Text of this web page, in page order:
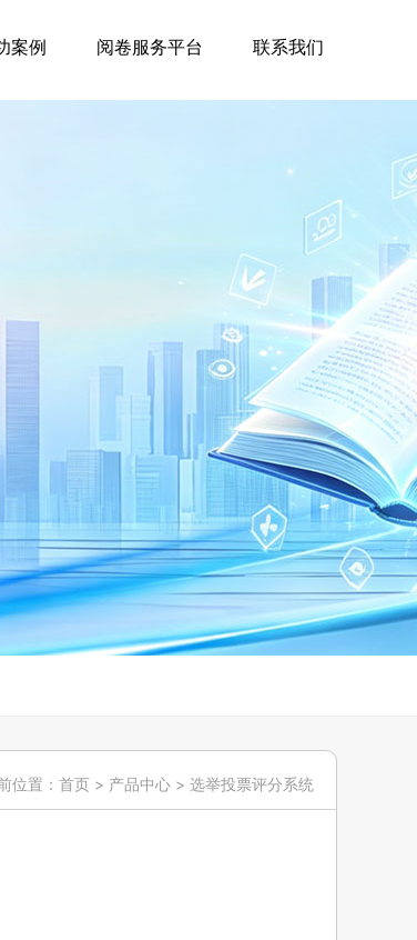
案例 阅卷服务平台 联系我们
位置： 首页 > 产品中心 > 选举投票评分系统